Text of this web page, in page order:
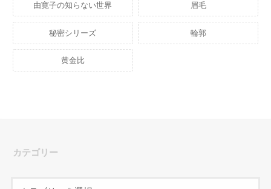
由寛子の知らない世界 眉毛
秘密シリーズ 輪郭
黄金比
カテゴリー